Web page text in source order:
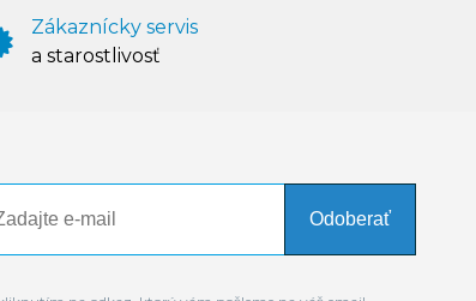
Zákaznícky servis
a starostlivosť
Odoberať